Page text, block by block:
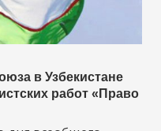
в Узбекистане
работ «Право